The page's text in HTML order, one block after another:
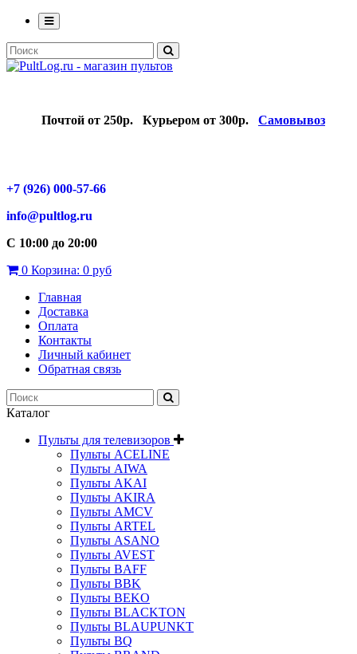
Почтой от 250р. Курьером от 300р. Самовывоз
+7 (926) 000-57-66
info@pultlog.ru
С 10:00 до 20:00
0 Корзина: 0 руб
Главная
Доставка
Оплата
Контакты
Личный кабинет
Обратная связь
Каталог
Пульты для телевизоров
Пульты ACELINE
Пульты AIWA
Пульты AKAI
Пульты AKIRA
Пульты AMCV
Пульты ARTEL
Пульты ASANO
Пульты AVEST
Пульты BAFF
Пульты BBK
Пульты BEKO
Пульты BLACKTON
Пульты BLAUPUNKT
Пульты BQ